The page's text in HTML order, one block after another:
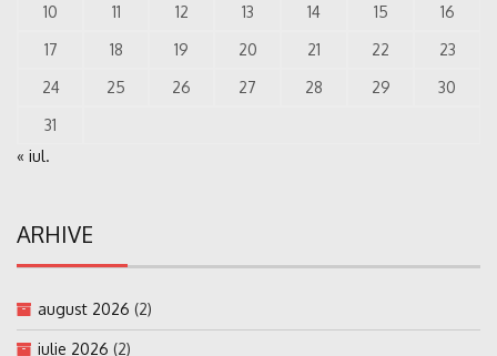
10
11 12 13 14 15
16
17
18 19 20 21 22
23
24
25 26 27 28 29
30
31
« iul.
ARHIVE
august 2026 (2)
iulie 2026 (2)